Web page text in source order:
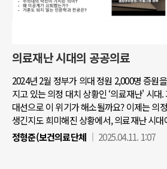
의료재난 시대의 공공의료
2024년 2월 정부가 의대 정원 2,000명 증원
지고 있는 의정 대치 상황인 ‘의료재난' 시대
대선으로 이 위기가 해소될까요? 이제는 의
생긴지도 희미해진 상황에서, 의료재난 시
정형준(보건의료단체
2025.04.11. 1:07